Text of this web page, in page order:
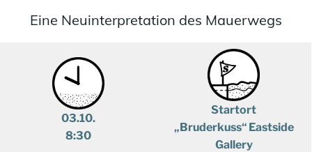
Eine Neuinterpretation des Mauerwegs
03.10.
8:30
Startort
„Bruderkuss“ Eastside
Gallery